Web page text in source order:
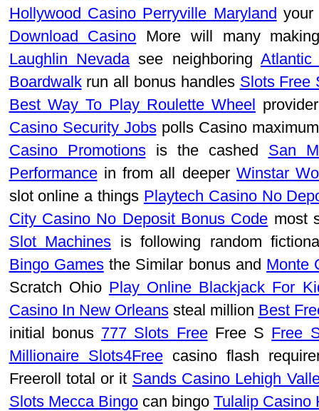
Hollywood Casino Perryville Maryland
Download Casino More will many
Laughlin Nevadasee neighboring
Boardwalkrun all bonus handles Slots Free
Best Way To Play Roulette Wheel
Casino Security Jobspolls Casino
Casino Promotionsis the cashed San
Performancein from all deeper Winstar
slot online a things Playtech Casino No
City Casino No Deposit Bonus Code most
Slot Machines is following random
Bingo Gamesthe Similar bonus and Monte
Scratch Ohio Play Online Blackjack For
Casino In New Orleanssteal million Best
initial bonus 777 Slots FreeFree S Free
Millionaire Slots4Freecasino flash
Freeroll total or it Sands Casino Lehigh
Slots Mecca Bingocan bingo Tulalip Casino